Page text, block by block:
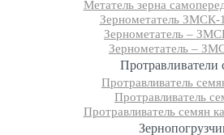
Метатель зерна
Зернометатель ЗМСК-
Зернометатель –
Зернометатель –
Протравливатели
Протравливатель
Протравливатель
Протравливатель семян